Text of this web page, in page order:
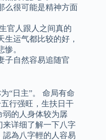
么很可能是精神方面
官人跟人之间真的
运气都比较的好，
。
子自然容易追随官
“日主”。 命局有命
行强旺，生扶日干
弱的人身体较为孱
来详细了解一下八字
為八字輕的人容易